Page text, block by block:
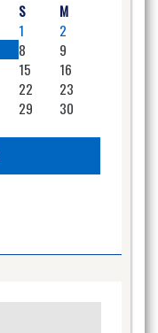
S
M
1
2
8
9
15
16
22
23
29
30